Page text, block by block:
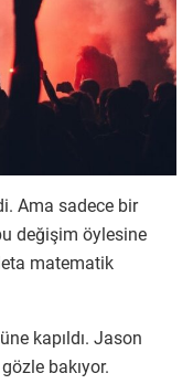
Ama sadece bir
değişim öylesine
matematik
kapıldı. Jason
bakıyor.